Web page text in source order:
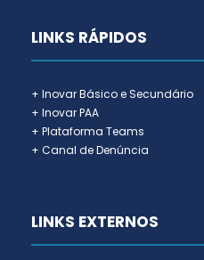
LINKS RÁPIDOS
+ Inovar Básico e Secundário
+ Inovar PAA
+ Plataforma Teams
+ Canal de Denúncia
LINKS EXTERNOS